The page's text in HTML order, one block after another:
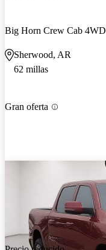
Big Horn Crew Cab 4WD
Sherwood, AR
62 millas
Gran oferta